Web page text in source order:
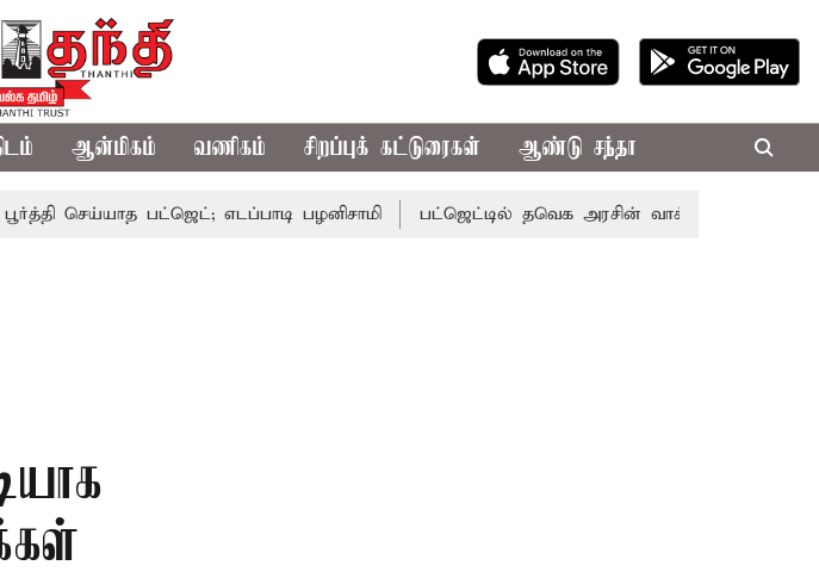
ஆன்மிகம் வணிகம் சிறப்புக் கட்டுரைகள் ஆண்டு சந்தா
பட்ஜெட்; எடப்பாடி பழனிசாமி பட்ஜெட்டில் தவெக அரசின் வாக்குறுதிகள் இல்லை -